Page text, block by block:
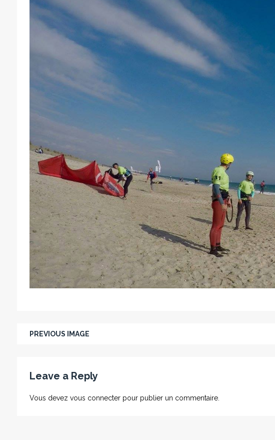
PREVIOUS IMAGE
Leave a Reply
Vous devez vous connecterpour publier un commentaire.